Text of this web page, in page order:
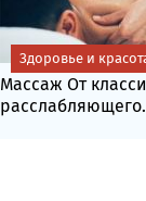
Массаж От
Здоровье и